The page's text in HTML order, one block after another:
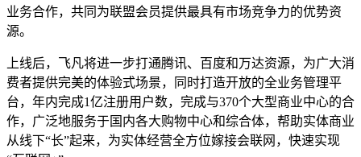
业务合作，共同为联盟会员提供最具有市场竞争力的优势资
源。
上线后，飞凡将进一步打通腾讯、百度和万达资源，为广大消
费者提供完美的体验式场景，同时打造开放的全业务管理平
台，年内完成1亿注册用户数，完成与370个大型商业中心的合
作，广泛地服务于国内各大购物中心和综合体，帮助实体商业
从线下“长”起来，为实体经营全方位嫁接会联网，快速实现